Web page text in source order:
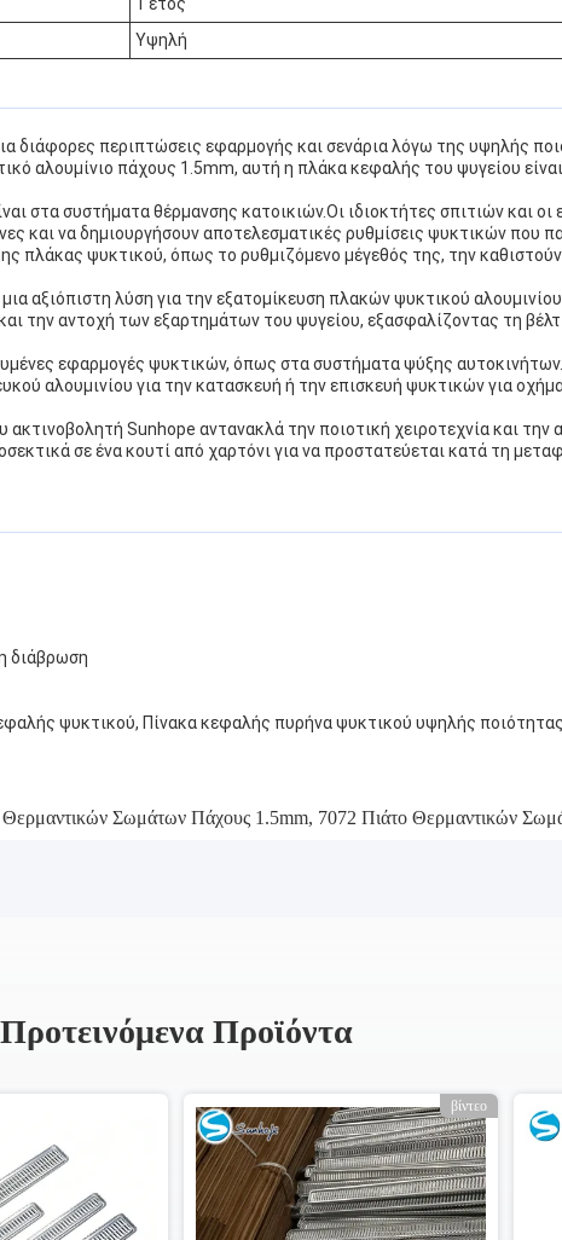
Υψηλή
διάφορες περιπτώσεις εφαρμογής και σενάρια λόγω της υψηλής
αλουμίνιο πάχους 1.5mm, αυτή η πλάκα κεφαλής του ψυγείου είναι
στα συστήματα θέρμανσης κατοικιών.Οι ιδιοκτήτες σπιτιών και οι
και να δημιουργήσουν αποτελεσματικές ρυθμίσεις ψυκτικών που
πλάκας ψυκτικού, όπως το ρυθμιζόμενο μέγεθός της, την καθιστούν
αξιόπιστη λύση για την εξατομίκευση πλακών ψυκτικού
την αντοχή των εξαρτημάτων του ψυγείου, εξασφαλίζοντας τη
εφαρμογές ψυκτικών, όπως στα συστήματα ψύξης
αλουμινίου για την κατασκευή ή την επισκευή ψυκτικών για
Sunhope αντανακλά την ποιοτική χειροτεχνία και
σε ένα κουτί από χαρτόνι για να προστατεύεται κατά τη
διάβρωση
ψυκτικού, Πίνακα κεφαλής πυρήνα ψυκτικού υψηλής
Θερμαντικών Σωμάτων Πάχους 1.5mm, 7072 Πιάτο Θερμαντικών
Προτεινόμενα Προϊόντα
βίντεο